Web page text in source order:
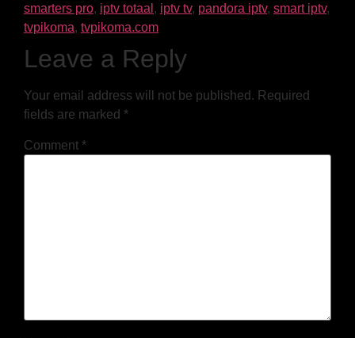
smarters pro, iptv totaal , iptv tv, pandora iptv, smart iptv,
tvpikoma, tvpikoma.com
Leave a Reply
Your email address will not be published. Required
fields are marked *
Comment *